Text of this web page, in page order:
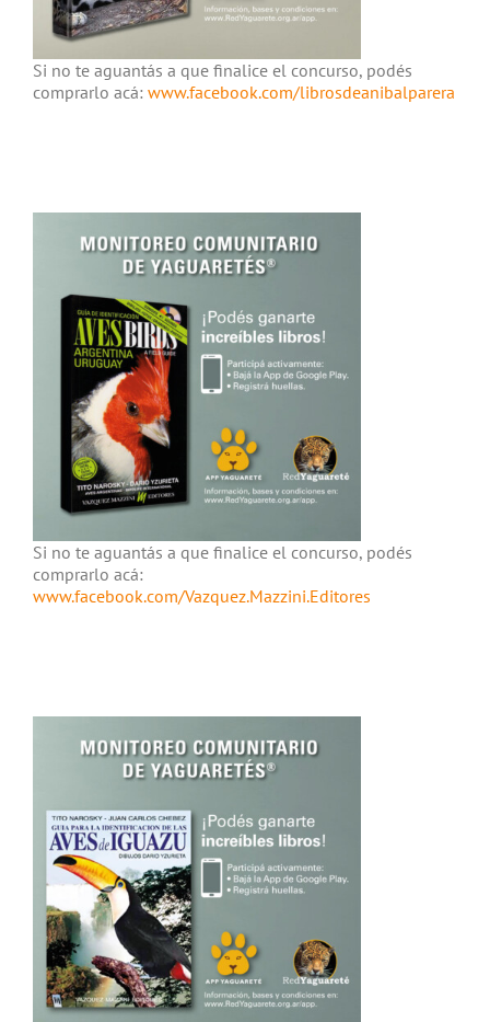
Si no te aguantás a que finalice el concurso, podés
comprarlo acá: www.facebook.com/librosdeanibalparera
Si no te aguantás a que finalice el concurso, podés
comprarlo acá:
www.facebook.com/Vazquez.Mazzini.Editores